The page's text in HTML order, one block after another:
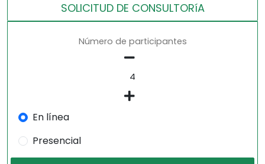
SOLICITUD DE CONSULTORíA
Número de participantes
En línea
Presencial